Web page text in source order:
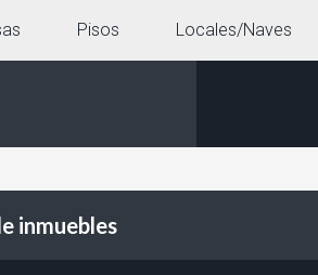
Pisos Locales/Naves
inmuebles